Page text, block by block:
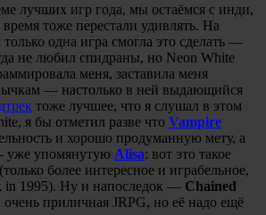
лучших игр года, мы остаёмся с инди,
тоже перестали удивлять. На
одна игра смогла это сделать —
не любил спидраны, но Neon White
меня, заставила меня
— настолько в ней выдающийся
тоже лучшее, что я слушал в этом
я бы отметил разве что Vampire
и хорошо продуманную мету, а
уже упомянутую Alisa: вот это такое
более интересное и играбельное,
in 1995). Ну и напоследок — Chained
очень приличная JRPG, но её надо ещё